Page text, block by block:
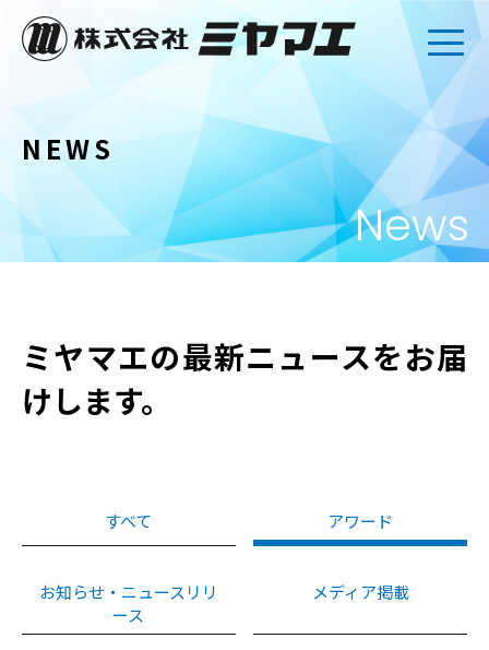
NEWS
News
ミヤマエの最新ニュースをお届
けします。
すべて アワード
お知らせ・ニュースリリ
ース
メディア掲載